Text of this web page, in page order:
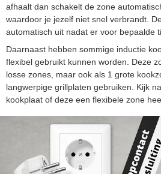
afhaalt dan schakelt de zone
waardoor je jezelf niet snel verbrandt.
automatisch uit nadat er voor bepaalde
Daarnaast hebben sommige inductie
flexibel gebruikt kunnen worden. Deze
losse zones, maar ook als 1 grote
langwerpige grillplaten gebruiken. Kijk
kookplaat of deze een flexibele zone